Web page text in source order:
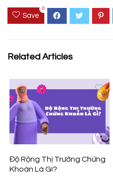
Save
0
Related Articles
Độ Rộng Thị Trường Chứng
Khoán Là Gì?